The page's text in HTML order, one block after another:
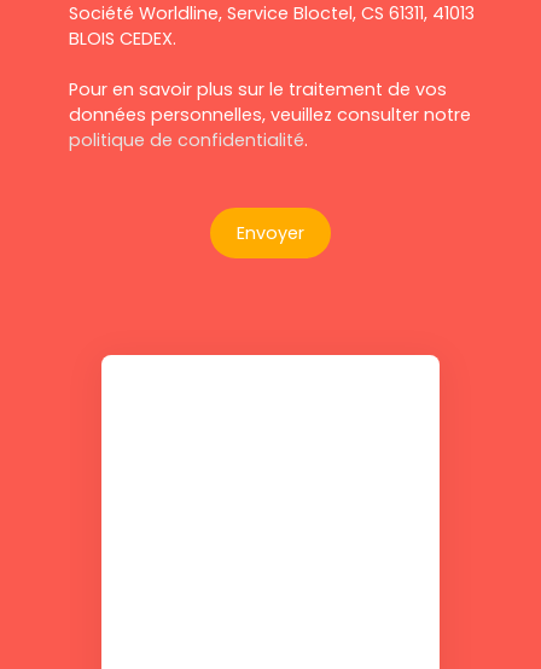
Société Worldline, Service Bloctel, CS 61311, 41013
BLOIS CEDEX.
Pour en savoir plus sur le traitement de vos
données personnelles, veuillez consulter notre
politique de confidentialité.
Envoyer